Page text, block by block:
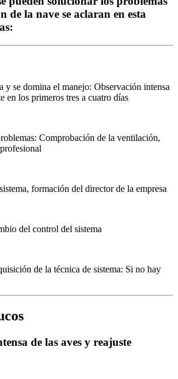
de la nave se aclaran en esta
y se domina el manejo: Observación intensa
en los primeros tres a cuatro días
Comprobación de la ventilación,
formación del director de la empresa
del control del sistema
de la técnica de sistema: Si no hay
de las aves y reajuste